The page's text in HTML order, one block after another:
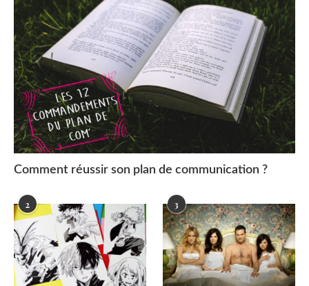
Comment réussir son plan de communication ?
2 3